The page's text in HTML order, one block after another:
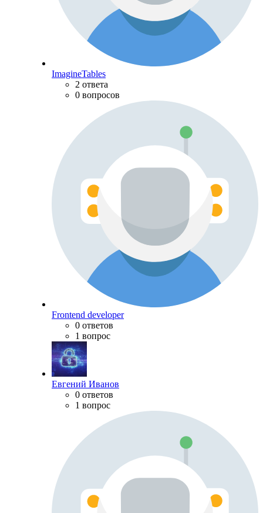
ImagineTables
2 ответа
0 вопросов
Frontend developer
0 ответов
1 вопрос
Евгений Иванов
0 ответов
1 вопрос